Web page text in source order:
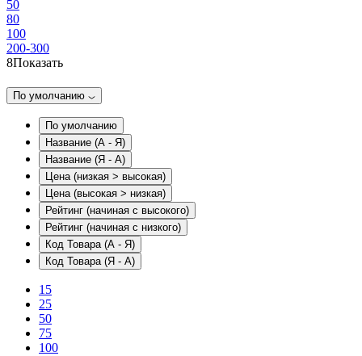
50
80
100
200-300
8Показать
По умолчанию
По умолчанию
Название (А - Я)
Название (Я - А)
Цена (низкая > высокая)
Цена (высокая > низкая)
Рейтинг (начиная с высокого)
Рейтинг (начиная с низкого)
Код Товара (А - Я)
Код Товара (Я - А)
15
25
50
75
100